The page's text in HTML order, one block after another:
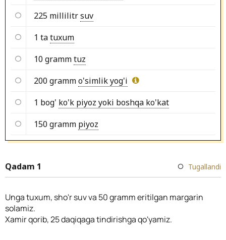
225 millilitrsuv
1 tatuxum
10 grammtuz
200 grammo'simlik yog'i
1 bog' ko'k piyoz yoki boshqa ko'kat
150 gramm piyoz
Qadam 1 Tugallandi
Unga tuxum, sho'r suv va 50 gramm eritilgan margarin
solamiz.
Xamir qorib, 25 daqiqaga tindirishga qo'yamiz.